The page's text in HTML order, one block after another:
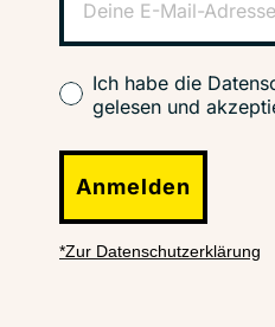
Ich habe die
gelesen und
Anmelden
*Zur Datenschutzerklärung